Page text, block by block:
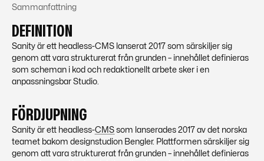
DEFINITION
Sanity är ett headless-CMS lanserat 2017 som särskiljer sig
genom att vara strukturerat från grunden – innehållet definieras
som scheman i kod och redaktionellt arbete sker i en
anpassningsbar Studio.
FÖRDJUPNING
Sanity är ett headless-CMS som lanserades 2017 av det norska
teamet bakom designstudion Bengler. Plattformen särskiljer sig
genom att vara strukturerat från grunden – innehållet definieras
Sammanfattning